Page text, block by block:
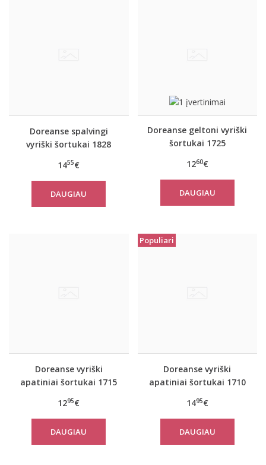
Doreanse spalvingi
vyriški šortukai 1828
1455€
DAUGIAU
Doreanse geltoni vyriški
šortukai 1725
1260€
DAUGIAU
Doreanse vyriški
apatiniai šortukai 1715
1295€
DAUGIAU
Populiari
Doreanse vyriški
apatiniai šortukai 1710
1495€
DAUGIAU